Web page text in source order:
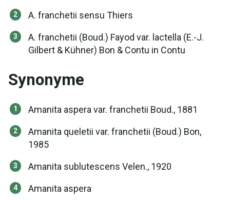
A. franchetii sensu Thiers
A. franchetii (Boud.) Fayod var. lactella (E.-J.
Gilbert & Kühner) Bon & Contu in Contu
Synonyme
Amanita aspera var. franchetii Boud., 1881
Amanita queletii var. franchetii (Boud.) Bon,
1985
Amanita sublutescens Velen., 1920
Amanita aspera